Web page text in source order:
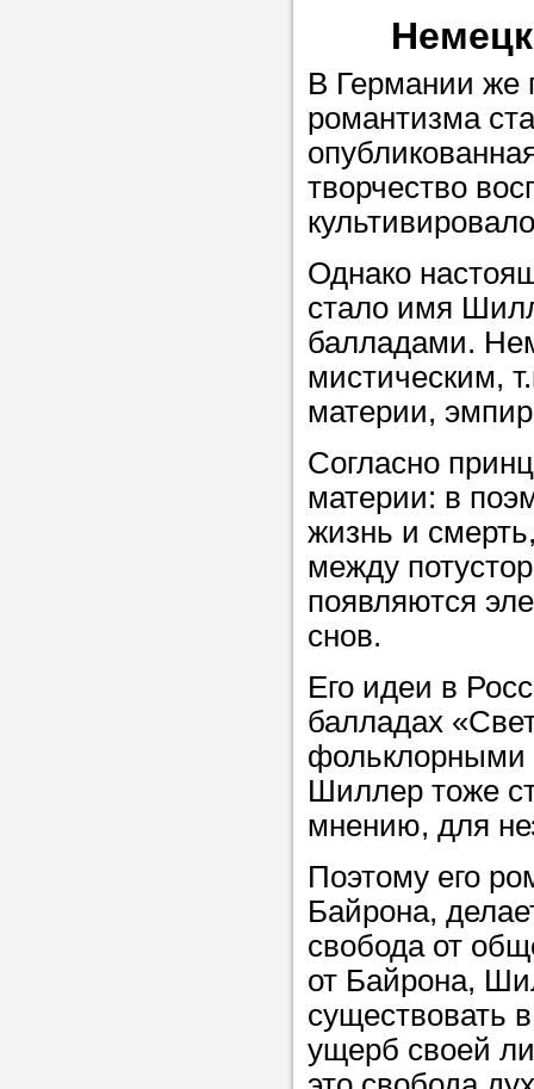
советам,
репетитора
Совет 2.
заявку на
то в поле
укажите как
чтобы мы
самого
репетитора.
Мы
в
советам,
репетитора
Совет 3.
студент-
хорошо
задачей. Он
цена ниже, и
найдет
учеником.
В Германии же
романтизма
творчество
Однако
стало имя
балладами.
мистическим,
материи,
Согласно
материи: в
жизнь и
между
появляются
снов.
Его идеи в
балладах
фольклорными
Шиллер тоже
мнению, для
Поэтому его
Байрона,
свобода от
от Байрона,
существовать
ущерб своей